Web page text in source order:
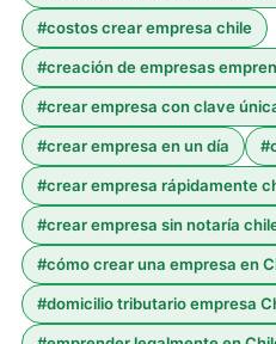
#costos crear empresa chile
#creación de empresas
#crear empresa con clave
#crear empresa en un día #
#crear empresa rápidamente
#crear empresa sin notaría
#cómo crear una empresa en
#domicilio tributario empresa